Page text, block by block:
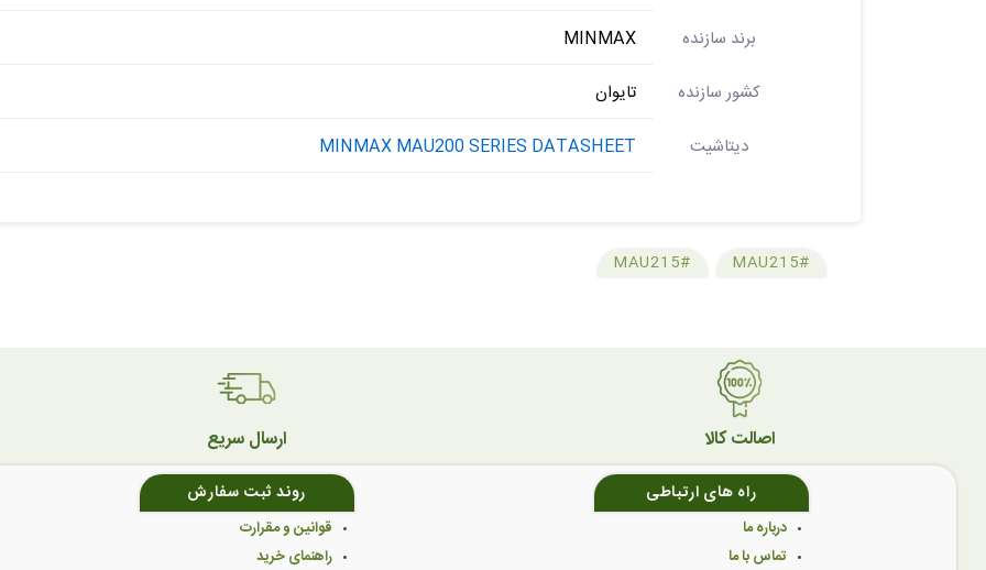
برند سازنده
MINMAX
کشور سازنده
تایوان
دیتاشیت
MINMAX MAU200 SERIES DATASHEET
#MAU215
#MAU215
اصالت کالا ارسال سریع
راه های ارتباطی
درباره ما
تماس با ما
روند ثبت سفارش
قوانین و مقرارت
راهنمای خرید